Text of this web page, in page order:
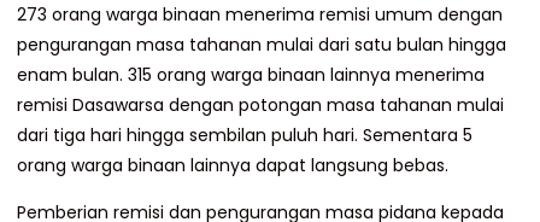
273 orang warga binaan menerima remisi umum dengan
pengurangan masa tahanan mulai dari satu bulan hingga
enam bulan. 315 orang warga binaan lainnya menerima
remisi Dasawarsa dengan potongan masa tahanan mulai
dari tiga hari hingga sembilan puluh hari. Sementara 5
orang warga binaan lainnya dapat langsung bebas.
Pemberian remisi dan pengurangan masa pidana kepada